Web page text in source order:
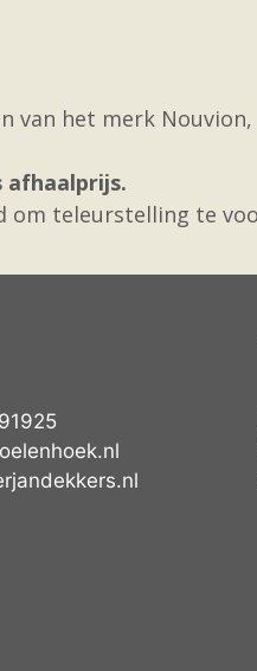
van het merk Nouvion,
afhaalprijs.
om teleurstelling te